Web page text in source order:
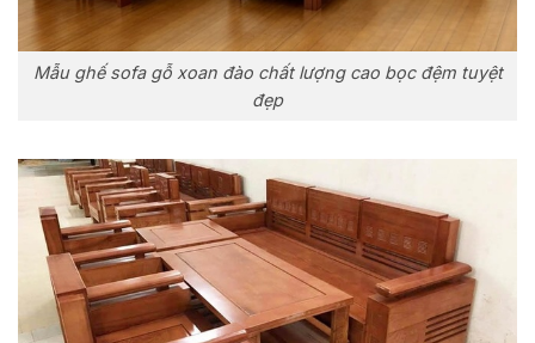
Mẫu ghế sofa gỗ xoan đào chất lượng cao bọc đệm tuyệt
đẹp